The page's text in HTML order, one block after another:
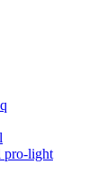
pro-light